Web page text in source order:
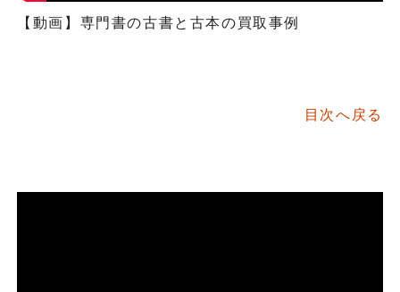
【動画】専門書の古書と古本の買取事例
目次へ戻る